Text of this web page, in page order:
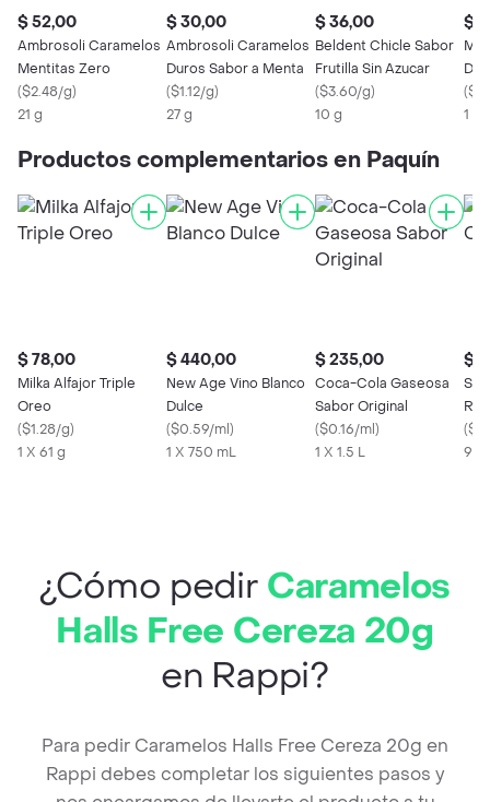
$ 52,00
Ambrosoli Caramelos
Mentitas Zero
($2.48/g)
21 g
$ 30,00
Ambrosoli Caramelos
Duros Sabor a Menta
($1.12/g)
27 g
$ 36,00
Beldent Chicle Sabor
Frutilla Sin Azucar
($3.60/g)
10 g
$
(
1 X
Productos complementarios en Paquín
$ 78,00
Milka Alfajor Triple
Oreo
($1.28/g)
1 X 61 g
$ 440,00
New Age Vino Blanco
Dulce
($0.59/ml)
1 X 750 mL
$ 235,00
Coca-Cola Gaseosa
Sabor Original
($0.16/ml)
1 X 1.5 L
$
(
975
¿Cómo pedir Caramelos
Halls Free Cereza 20g
en Rappi?
Para pedir Caramelos Halls Free Cereza 20g en
Rappi debes completar los siguientes pasos y